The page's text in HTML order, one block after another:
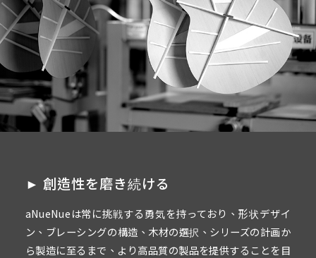
► 創造性を磨き続ける
aNueNueは常に挑戦する勇気を持っており、形状デザイ
ン、ブレーシングの構造、木材の選択、シリーズの計画か
ら製造に至るまで、より高品質の製品を提供することを目